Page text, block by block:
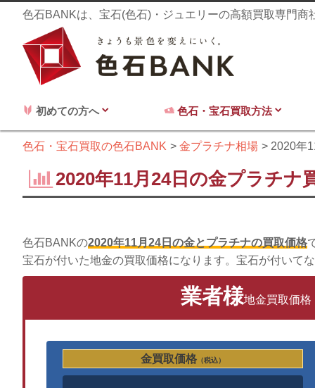
色石BANKは、宝石(色石)・ジュエリーの高額買取専門商
初めての方へ 色石・宝石買取方法
色石・宝石買取の色石BANK 金プラチナ相場 2020年
2020年11月24日の金プラチナ
色石BANKの2020年11月24日の金とプラチナの買取価格
宝石が付いた地金の買取価格になります。宝石が付いて
業者様地金買取価格
金買取価格（税込）